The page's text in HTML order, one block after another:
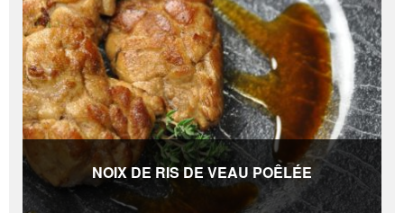
NOIX DE RIS DE VEAU POÊLÉE